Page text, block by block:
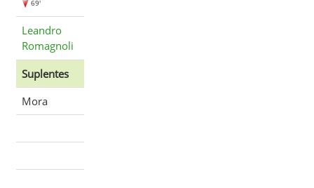
69'
Leandro
Romagnoli
Suplentes
Mora